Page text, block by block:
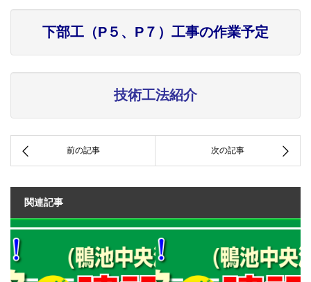
下部工（P５、P７）工事の作業予定
技術工法紹介
関連記事